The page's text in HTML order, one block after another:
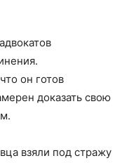
он готов
доказать свою
взяли под стражу